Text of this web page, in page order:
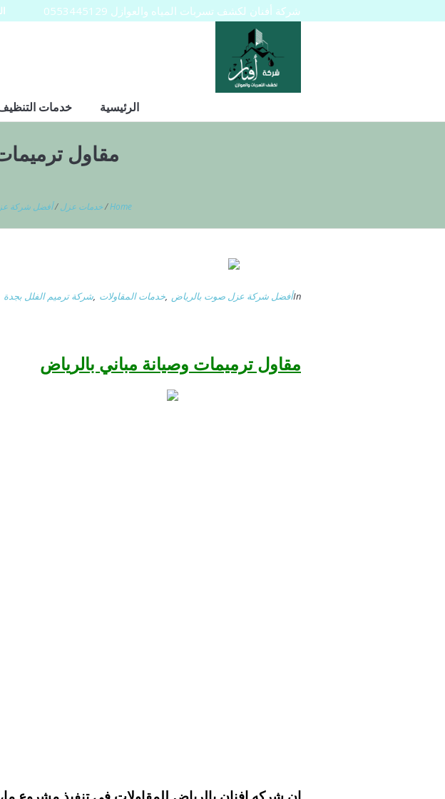
شركة أفنان لكشف تسربات المياه والعوازل 0553445129
الرئيسية خدمات
مقاول
Home
/خدمات عزل /أفضل شركة
Inأفضل شركة عزل صوت بالرياض ,خدمات المقاولات ,شركة ترميم الفلل بجدة
مقاول ترميمات وصيانة مباني بالرياض